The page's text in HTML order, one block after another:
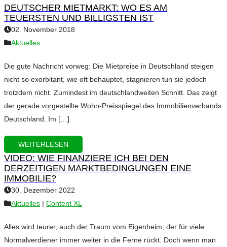
DEUTSCHER MIETMARKT: WO ES AM
TEUERSTEN UND BILLIGSTEN IST
02. November 2018
Aktuelles
Die gute Nachricht vorweg: Die Mietpreise in Deutschland steigen
nicht so exorbitant, wie oft behauptet, stagnieren tun sie jedoch
trotzdem nicht. Zumindest im deutschlandweiten Schnitt. Das zeigt
der gerade vorgestellte Wohn-Preisspiegel des Immobilienverbands
Deutschland. Im […]
WEITERLESEN
VIDEO: WIE FINANZIERE ICH BEI DEN
DERZEITIGEN MARKTBEDINGUNGEN EINE
IMMOBILIE?
30. Dezember 2022
Aktuelles | Content XL
Alles wird teurer, auch der Traum vom Eigenheim, der für viele
Normalverdiener immer weiter in die Ferne rückt. Doch wenn man